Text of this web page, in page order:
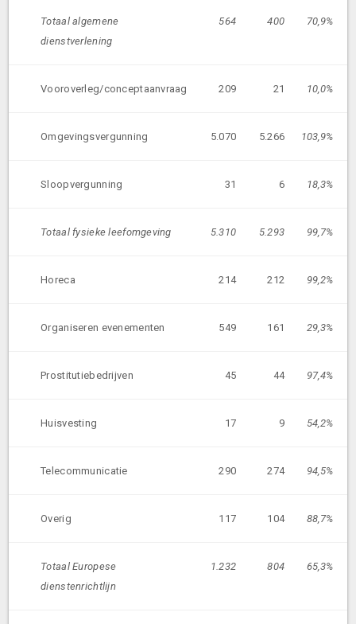
Totaal algemene
dienstverlening
564 400 70,9%
Vooroverleg/conceptaanvraag 209 21 10,0%
Omgevingsvergunning 5.070 5.266 103,9%
Sloopvergunning 31 6 18,3%
Totaal fysieke leefomgeving 5.310 5.293 99,7%
Horeca 214 212 99,2%
Organiseren evenementen 549 161 29,3%
Prostitutiebedrijven 45 44 97,4%
Huisvesting 17 9 54,2%
Telecommunicatie 290 274 94,5%
Overig 117 104 88,7%
Totaal Europese
dienstenrichtlijn
1.232 804 65,3%